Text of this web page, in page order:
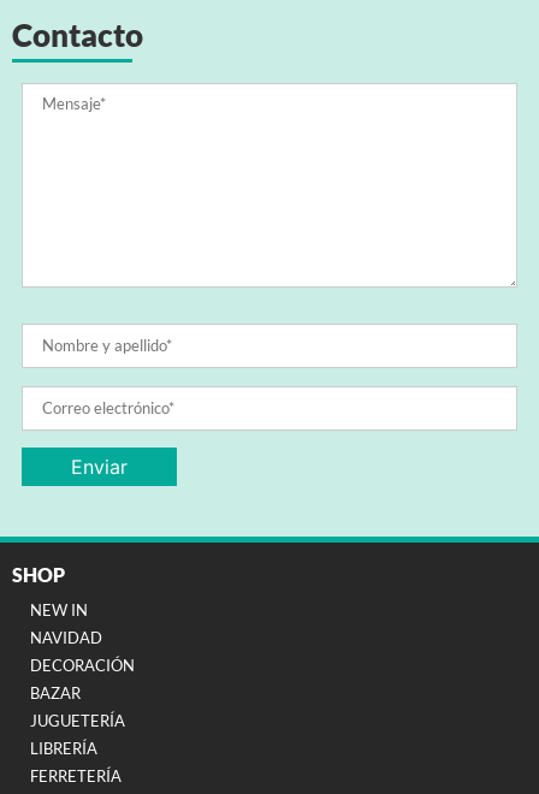
Contacto
SHOP
NEW IN
NAVIDAD
DECORACIÓN
BAZAR
JUGUETERÍA
LIBRERÍA
FERRETERÍA